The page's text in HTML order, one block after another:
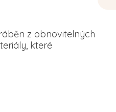
z obnovitelných
které